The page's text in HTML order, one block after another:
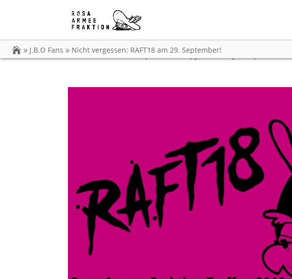
J.B.O Fans Nicht vergessen: RAFT18 am 29. September!
Nicht vergessen: RAFT18 am
vonCarsten Dobschat | 08.09.2018|J.B.O Fans